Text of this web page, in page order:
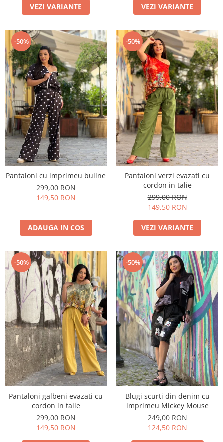
VEZI VARIANTE VEZI VARIANTE
-50%
Pantaloni cu imprimeu buline
299,00 RON
149,50 RON
ADAUGA IN COS
-50%
Pantaloni verzi evazati cu
cordon in talie
299,00 RON
149,50 RON
VEZI VARIANTE
-50%
Pantaloni galbeni evazati cu
cordon in talie
299,00 RON
149,50 RON
-50%
Blugi scurti din denim cu
imprimeu Mickey Mouse
249,00 RON
124,50 RON